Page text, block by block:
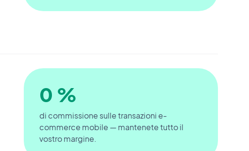
0 %
di commissione sulle transazioni e-
commerce mobile — mantenete tutto il
vostro margine.